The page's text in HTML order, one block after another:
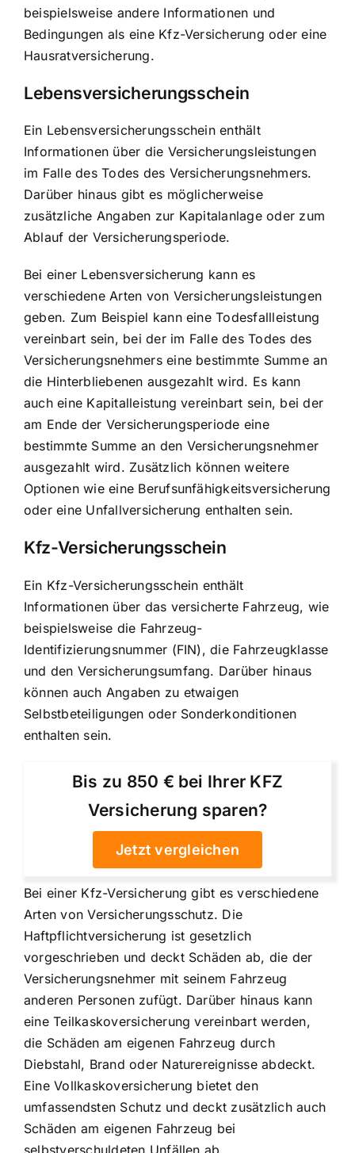
beispielsweise andere Informationen und
Bedingungen als eine Kfz-Versicherung oder eine
Hausratversicherung.
Lebensversicherungsschein
Ein Lebensversicherungsschein enthält
Informationen über die Versicherungsleistungen
im Falle des Todes des Versicherungsnehmers.
Darüber hinaus gibt es möglicherweise
zusätzliche Angaben zur Kapitalanlage oder zum
Ablauf der Versicherungsperiode.
Bei einer Lebensversicherung kann es
verschiedene Arten von Versicherungsleistungen
geben. Zum Beispiel kann eine Todesfallleistung
vereinbart sein, bei der im Falle des Todes des
Versicherungsnehmers eine bestimmte Summe an
die Hinterbliebenen ausgezahlt wird. Es kann
auch eine Kapitalleistung vereinbart sein, bei der
am Ende der Versicherungsperiode eine
bestimmte Summe an den Versicherungsnehmer
ausgezahlt wird. Zusätzlich können weitere
Optionen wie eine Berufsunfähigkeitsversicherung
oder eine Unfallversicherung enthalten sein.
Kfz-Versicherungsschein
Ein Kfz-Versicherungsschein enthält
Informationen über das versicherte Fahrzeug, wie
beispielsweise die Fahrzeug-
Identifizierungsnummer (FIN), die Fahrzeugklasse
und den Versicherungsumfang. Darüber hinaus
können auch Angaben zu etwaigen
Selbstbeteiligungen oder Sonderkonditionen
enthalten sein.
Bis zu 850 € bei Ihrer KFZ
Versicherung sparen?
Jetzt vergleichen
Bei einer Kfz-Versicherung gibt es verschiedene
Arten von Versicherungsschutz. Die
Haftpflichtversicherung ist gesetzlich
vorgeschrieben und deckt Schäden ab, die der
Versicherungsnehmer mit seinem Fahrzeug
anderen Personen zufügt. Darüber hinaus kann
eine Teilkaskoversicherung vereinbart werden,
die Schäden am eigenen Fahrzeug durch
Diebstahl, Brand oder Naturereignisse abdeckt.
Eine Vollkaskoversicherung bietet den
umfassendsten Schutz und deckt zusätzlich auch
Schäden am eigenen Fahrzeug bei